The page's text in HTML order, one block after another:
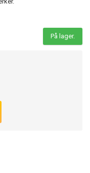
På lager.